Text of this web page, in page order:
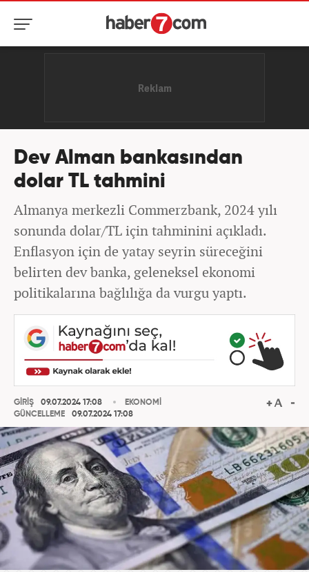
Dev Alman bankasından
dolar TL tahmini
Almanya merkezli Commerzbank, 2024 yılı
sonunda dolar/TL için tahminini açıkladı.
Enflasyon için de yatay seyrin süreceğini
belirten dev banka, geleneksel ekonomi
politikalarına bağlılığa da vurgu yaptı.
GİRİŞ
09.07.2024 17:08
GÜNCELLEME
09.07.2024 17:08
EKONOMİ